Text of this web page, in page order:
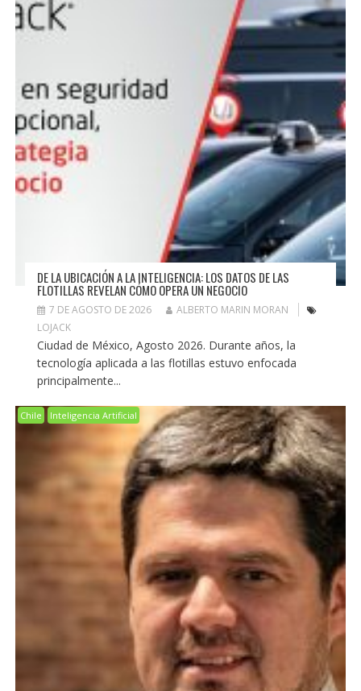
DE LA UBICACIÓN A LA INTELIGENCIA: LOS DATOS DE LAS
FLOTILLAS REVELAN CÓMO OPERA UN NEGOCIO
7 DE AGOSTO DE 2026
ALBERTO MARIN MORAN
LOJACK
Ciudad de México, Agosto 2026. Durante años, la
tecnología aplicada a las flotillas estuvo enfocada
principalmente...
Chile Inteligencia Artificial